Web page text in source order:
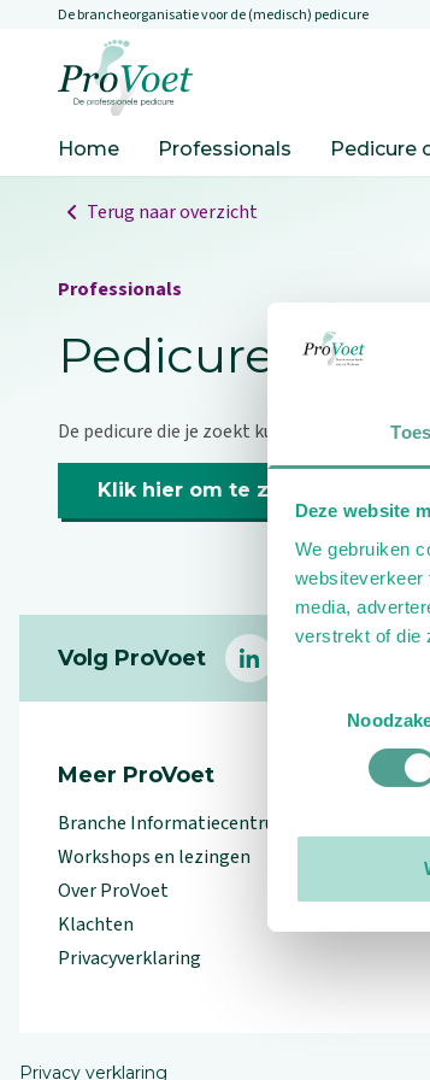
Deze website
We gebruiken
websiteverkeer
media,
verstrekt of die
Overslaan en naar de inhoud gaan
De brancheorganisatie voor de (medisch) pedicure
Home Professionals Pedicure
Terug naar overzicht
Professionals
Pedicure niet
De pedicure die je zoekt kunnen we niet
Klik hier om te zoeken naar
Volg ProVoet
linkedin
Meer ProVoet
Branche Informatiecentrum
Workshops en lezingen
Over ProVoet
Klachten
Privacyverklaring
Privacy verklaring